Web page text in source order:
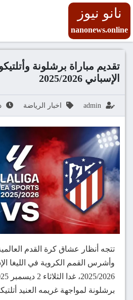
نانو نيوز
nanonews.online
تقديم مباراة برشلونة
الإسباني 2025/2026
admin اخبار الرياضة
تتجه أنظار عشاق كرة القدم
وأشرس القمم الكروية في الليغا
برشلونة لمواجهة غريمه العنيد